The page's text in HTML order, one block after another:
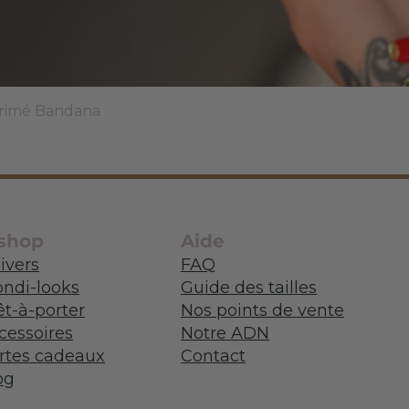
Bandana
looks
à-porter
cadeaux
Aide
FAQ
Guide des tailles
Nos points de vente
Notre ADN
Contact